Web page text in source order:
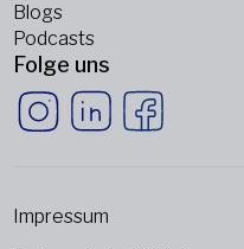
Blogs
Podcasts
Folge uns
Impressum